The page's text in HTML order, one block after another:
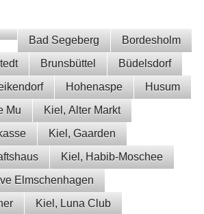
Bad Segeberg
Bordesholm
Brunsbüttel
Büdelsdorf
Hohenaspe
Husum
Mu
Kiel, Alter Markt
Kiel, Gaarden
Kiel, Habib-Moschee
Elmschenhagen
Kiel, Luna Club